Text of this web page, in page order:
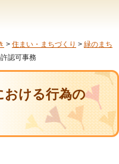
> 住まい・まちづくり > 緑のまち
認可事務
おける行為の